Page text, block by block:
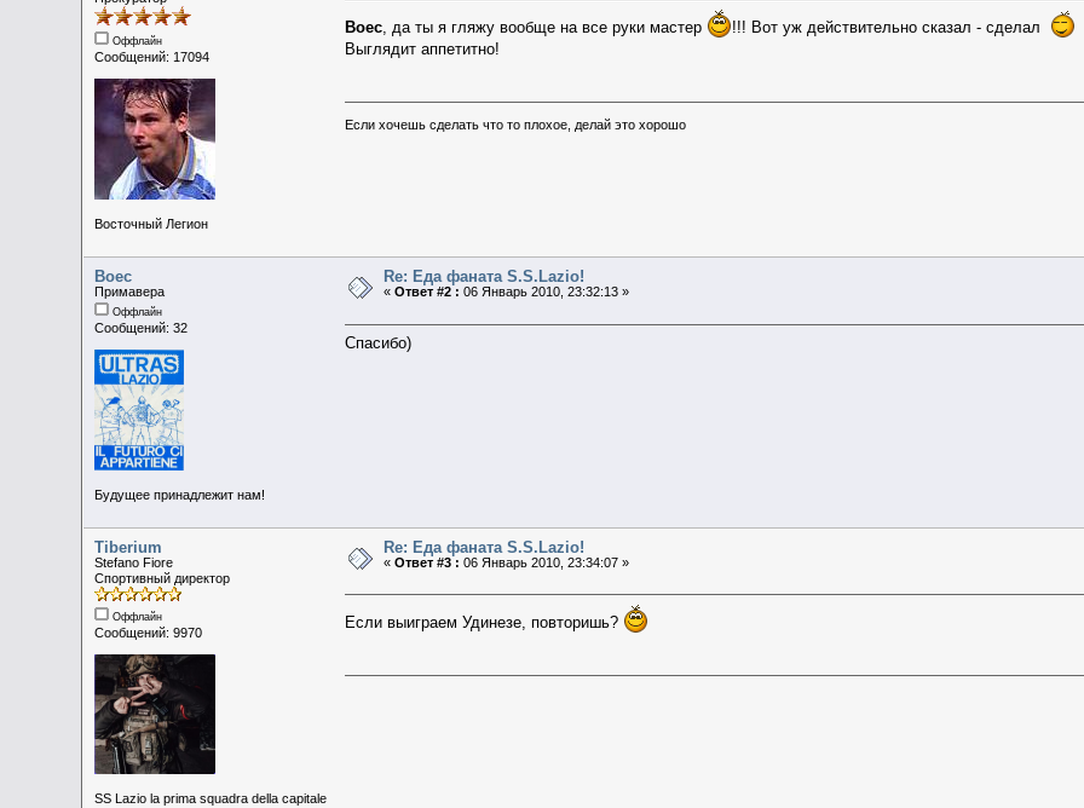
Оффлайн
Сообщений: 17094
Восточный Легион
Boec, да ты я гляжу вообще на все руки мастер
!!! Вот уж действительно сказал - сделал
Выглядит аппетитно!
Если хочешь сделать что то плохое, делай это хорошо
Boec
Примавера
Оффлайн
Сообщений: 32
Будущее принадлежит нам!
Re: Еда фаната S.S.Lazio!
«Ответ #2 : 06 Январь 2010, 23:32:13 »
Спасибо)
Tiberium
Stefano Fiore
Спортивный директор
Оффлайн
Сообщений: 9970
SS Lazio la prima squadra della capitale
Re: Еда фаната S.S.Lazio!
«Ответ #3 : 06 Январь 2010, 23:34:07 »
Если выиграем Удинезе, повторишь?